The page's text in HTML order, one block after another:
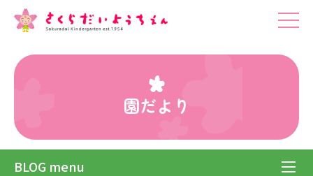
園だより
BLOG menu